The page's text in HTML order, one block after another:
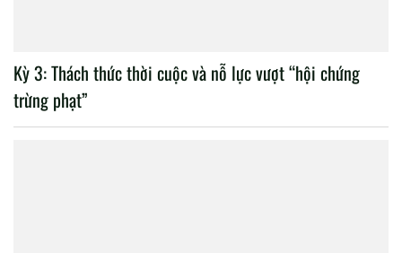
Kỳ 3: Thách thức thời cuộc và nỗ lực vượt “hội chứng
trừng phạt”